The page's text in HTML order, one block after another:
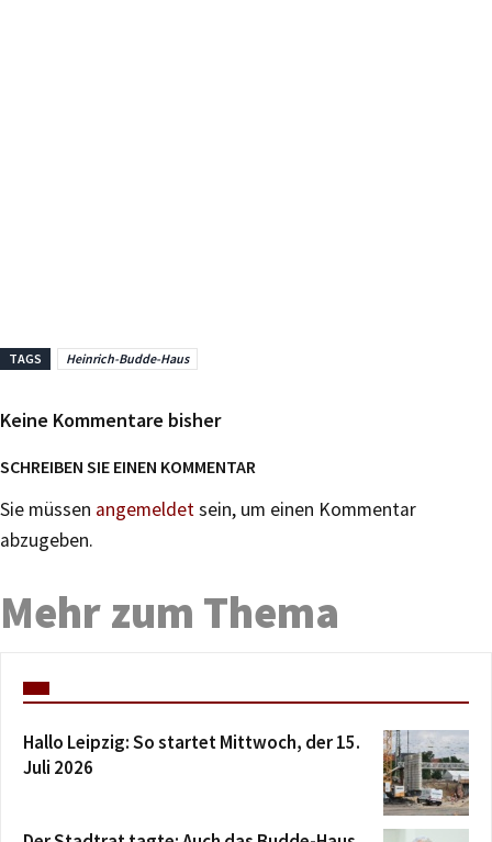
TAGS Heinrich-Budde-Haus
Keine Kommentare bisher
SCHREIBEN SIE EINEN KOMMENTAR
Sie müssen angemeldetsein, um einen Kommentar
abzugeben.
Mehr zum Thema
Hallo Leipzig: So startet Mittwoch, der 15.
Juli 2026